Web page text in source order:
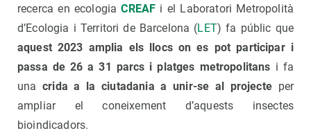
recerca en ecologiaCREAF i el Laboratori Metropolità
d’Ecologia i Territori de Barcelona (LET) fa públic que
aquest 2023 amplia els llocs on es pot participar i
passa de 26 a 31 parcs i platges metropolitans i fa
unacrida a la ciutadania a unir-se al projecteper
ampliar el coneixement d’aquests insectes
bioindicadors.